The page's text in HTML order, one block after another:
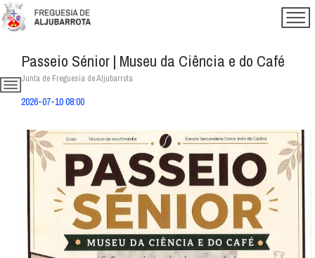
Passeio Sénior | Museu da Ciência e do Café
Junta de Freguesia de Aljubarrota
2026-07-10 08:00